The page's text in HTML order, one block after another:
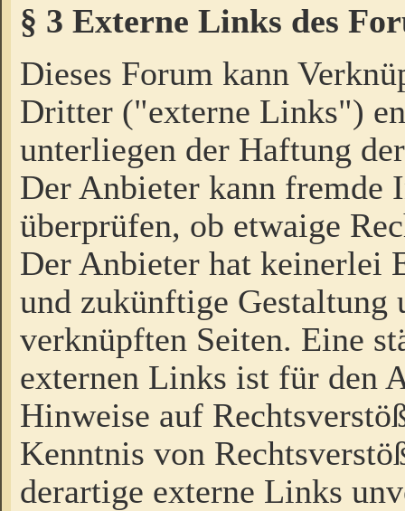
§ 3 Externe Links des
Dieses Forum kann
Dritter ("externe Links")
unterliegen der Haftung
Der Anbieter kann fremde
überprüfen, ob etwaige
Der Anbieter hat keinerlei
und zukünftige Gestaltung
verknüpften Seiten. Eine
externen Links ist für den
Hinweise auf
Kenntnis von
derartige externe Links